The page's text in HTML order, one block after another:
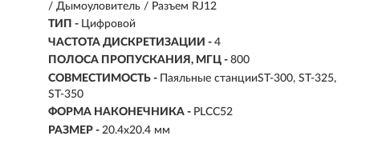
/ Дымоуловитель / Разъем RJ12
ТИП - Цифровой
ЧАСТОТА ДИСКРЕТИЗАЦИИ - 4
ПОЛОСА ПРОПУСКАНИЯ, МГЦ - 800
СОВМЕСТИМОСТЬ -
Паяльные станцииST-300, ST-325,
ST-350
ФОРМА НАКОНЕЧНИКА - PLCC52
РАЗМЕР - 20.4x20.4 мм